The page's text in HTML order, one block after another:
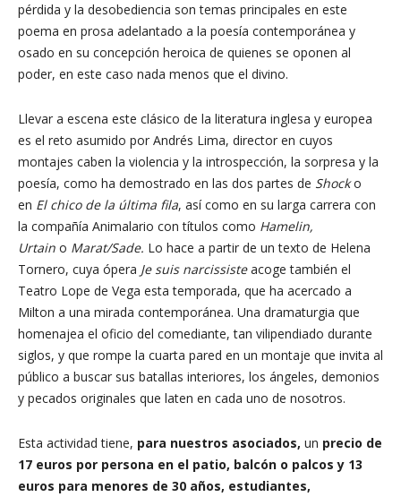
pérdida y la desobediencia son temas principales en este
poema en prosa adelantado a la poesía contemporánea y
osado en su concepción heroica de quienes se oponen al
poder, en este caso nada menos que el divino.
Llevar a escena este clásico de la literatura inglesa y europea
es el reto asumido por Andrés Lima, director en cuyos
montajes caben la violencia y la introspección, la sorpresa y la
poesía, como ha demostrado en las dos partes de Shocko
en El chico de la última fila, así como en su larga carrera con
la compañía Animalario con títulos como Hamelin,
Urtain o Marat/Sade. Lo hace a partir de un texto de Helena
Tornero, cuya ópera Je suis narcissisteacoge también el
Teatro Lope de Vega esta temporada, que ha acercado a
Milton a una mirada contemporánea. Una dramaturgia que
homenajea el oficio del comediante, tan vilipendiado durante
siglos, y que rompe la cuarta pared en un montaje que invita al
público a buscar sus batallas interiores, los ángeles, demonios
y pecados originales que laten en cada uno de nosotros.
Esta actividad tiene, para nuestros asociados, un precio de
17 euros por persona en el patio, balcón o palcos y 13
euros para menores de 30 años, estudiantes,